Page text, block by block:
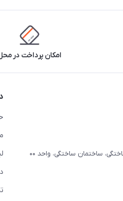
امکان پرداخت در
ساختمان ساختگی، واحد ۰۰